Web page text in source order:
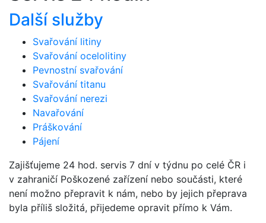
Další služby
Svařování litiny
Svařování ocelolitiny
Pevnostní svařování
Svařování titanu
Svařování nerezi
Navařování
Práškování
Pájení
Zajišťujeme 24 hod. servis 7 dní v týdnu po celé ČR i
v zahraničí Poškozené zařízení nebo součásti, které
není možno přepravit k nám, nebo by jejich přeprava
byla příliš složitá, přijedeme opravit přímo k Vám.